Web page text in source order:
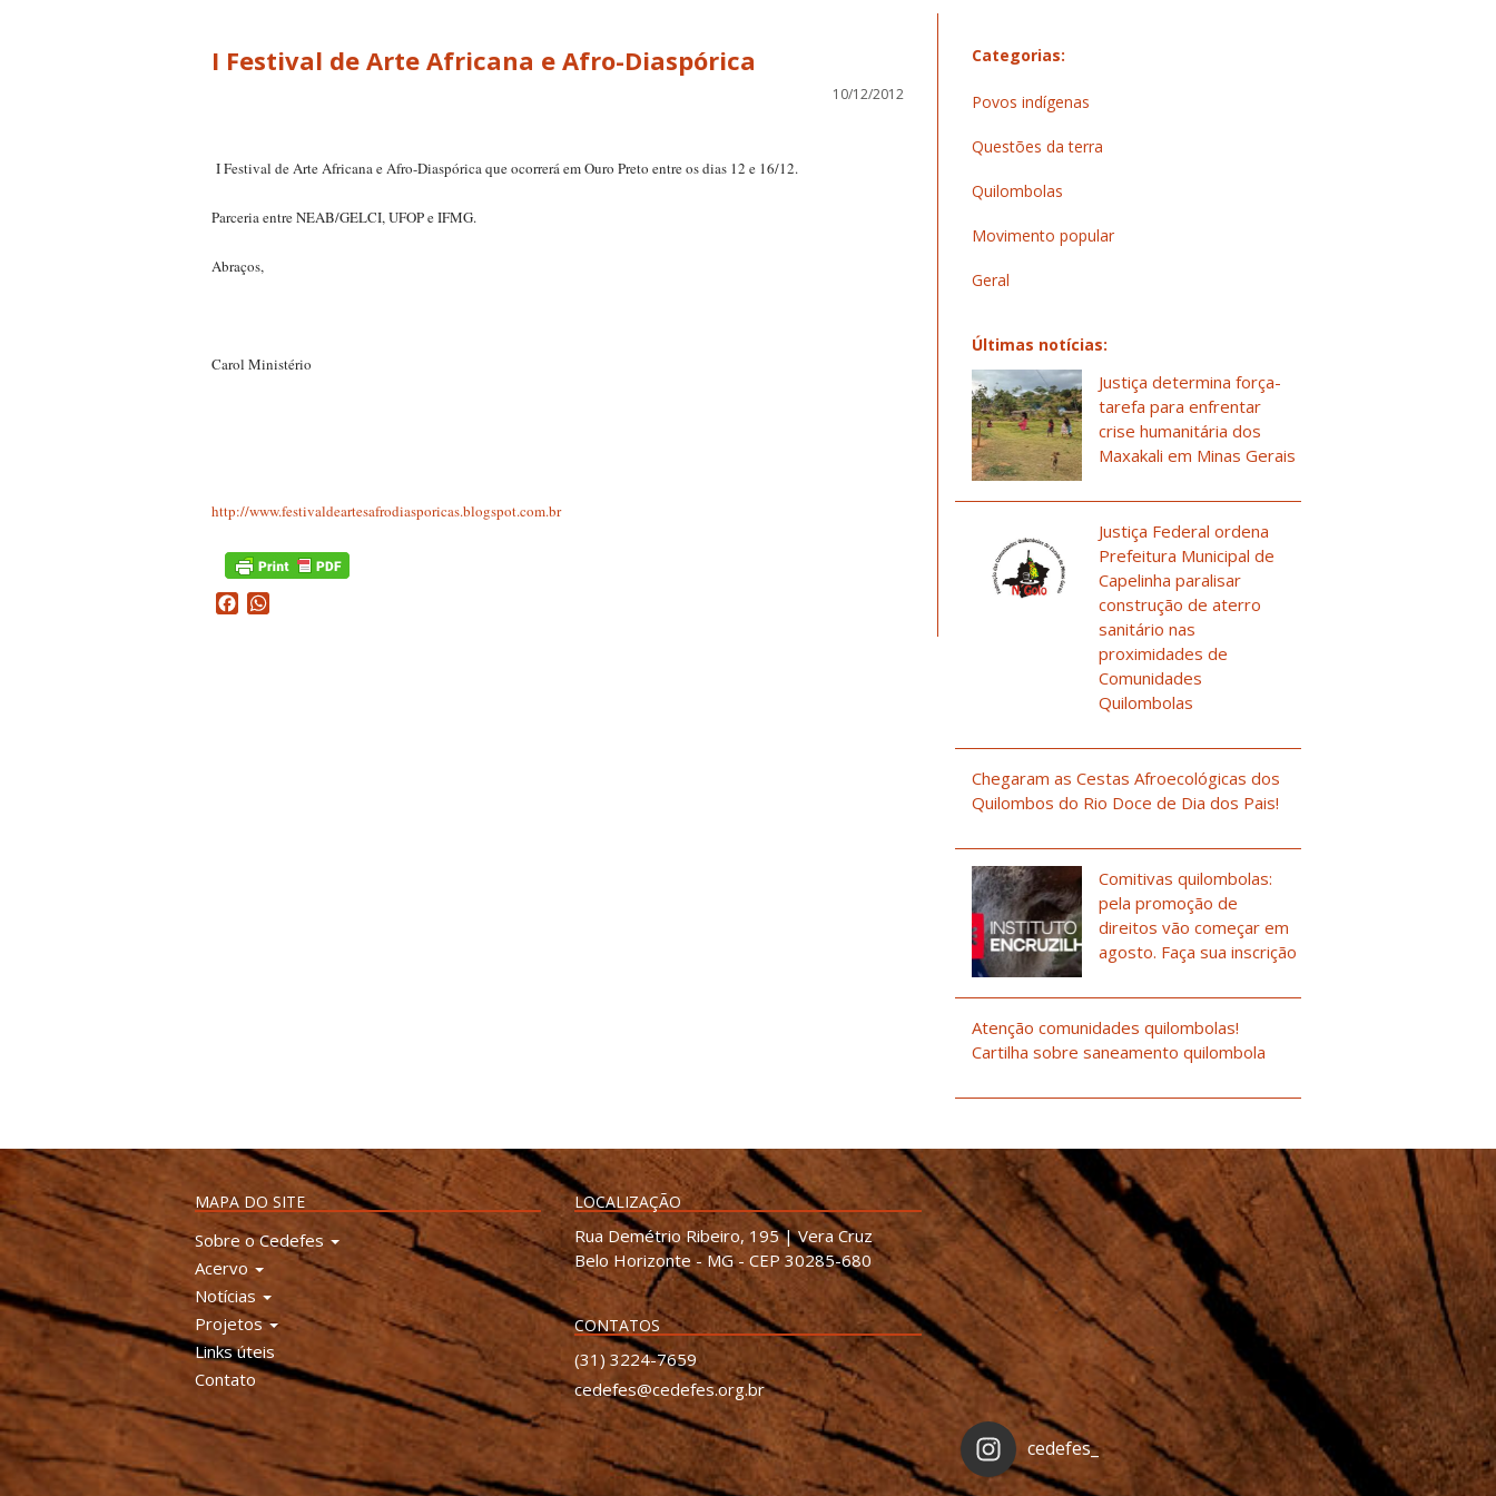
I Festival de Arte Africana e Afro-Diaspórica
10/12/2012
I Festival de Arte Africana e Afro-Diaspórica que ocorrerá em Ouro Preto entre os dias 12 e 16/12.
Parceria entre NEAB/GELCI, UFOP e IFMG.
Abraços,
Carol Ministério
http://www.festivaldeartesafrodiasporicas.blogspot.com.br
Facebook
Categorias:
Povos indígenas
Questões da terra
Quilombolas
Movimento popular
Geral
Últimas notícias:
Justiça determina força-
tarefa para enfrentar
crise humanitária dos
Maxakali em Minas Gerais
Justiça Federal ordena
Prefeitura Municipal de
Capelinha paralisar
construção de aterro
sanitário nas
proximidades de
Comunidades
Quilombolas
Chegaram as Cestas Afroecológicas dos
Quilombos do Rio Doce de Dia dos Pais!
Comitivas quilombolas:
pela promoção de
direitos vão começar em
agosto. Faça sua inscrição
Atenção comunidades quilombolas!
Cartilha sobre saneamento quilombola
MAPA DO SITE
Sobre o Cedefes
Acervo
Notícias
Projetos
Links úteis
Contato
LOCALIZAÇÃO
Rua Demétrio Ribeiro, 195 | Vera Cruz
Belo Horizonte - MG - CEP 30285-680
CONTATOS
(31) 3224-7659
cedefes@cedefes.org.br
cedefes_